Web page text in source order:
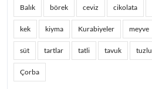
Balık börek ceviz cikolata
kek kiyma Kurabiyeler meyve
süt tartlar tatli tavuk tuzlu
Çorba